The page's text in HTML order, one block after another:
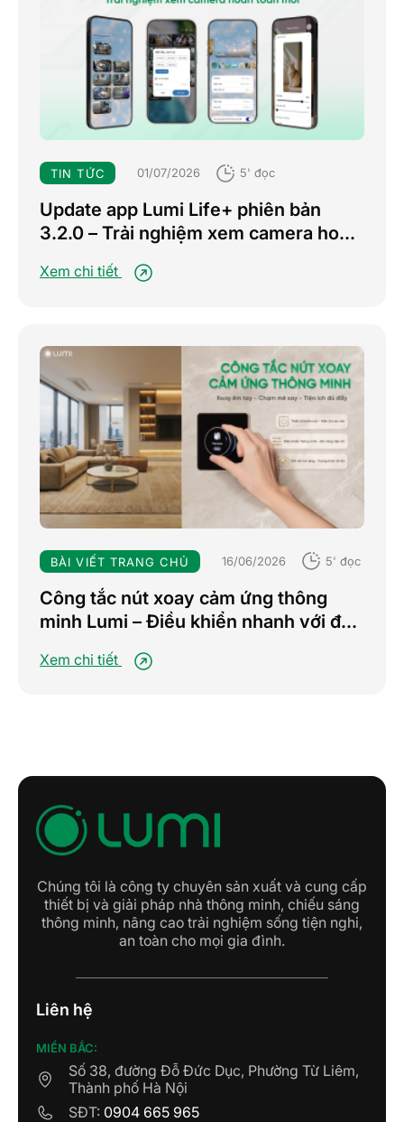
TIN TỨC 01/07/2026 5' đọc
Update app Lumi Life+ phiên bản
3.2.0 – Trải nghiệm xem camera hoàn
Xem chi tiết
BÀI VIẾT TRANG CHỦ 16/06/2026 5' đọc
Công tắc nút xoay cảm ứng thông
minh Lumi – Điều khiển nhanh với đa
tiện nghi
Xem chi tiết
Chúng tôi là công ty chuyên sản xuất và cung cấp
thiết bị và giải pháp nhà thông minh, chiếu sáng
thông minh, nâng cao trải nghiệm sống tiện nghi,
an toàn cho mọi gia đình.
Liên hệ
MIỀN BẮC:
Số 38, đường Đỗ Đức Dục, Phường Từ Liêm,
Thành phố Hà Nội
SĐT: 0904 665 965